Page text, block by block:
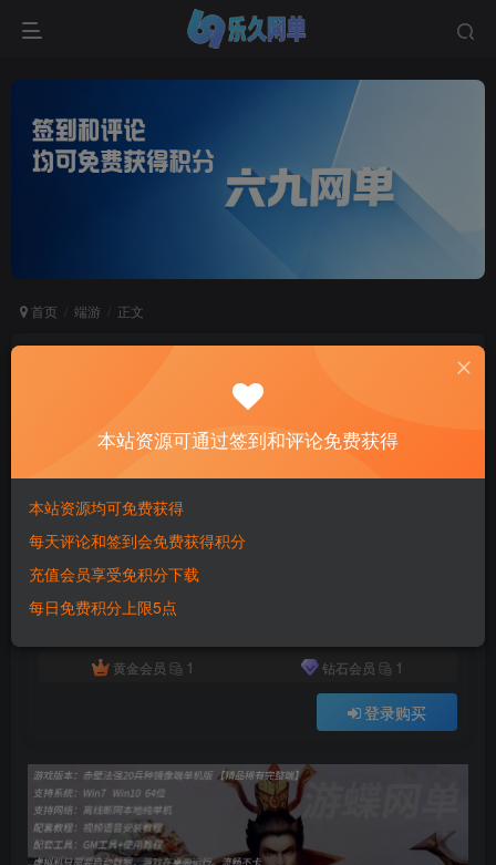
首页 端游 正文
六九网单
2个月前更新
关注
2 6167 896
此内容为付费资源，请付费后查看
黄金会员
1 钻石会员 1
登录购买
付费资源
本站资源可通过签到和评论免费获得
本站资源均可免费获得
每天评论和签到会免费获得积分
充值会员享受免积分下载
每日免费积分上限5点